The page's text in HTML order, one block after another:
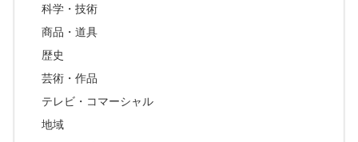
科学・技術
商品・道具
歴史
芸術・作品
テレビ・コマーシャル
地域